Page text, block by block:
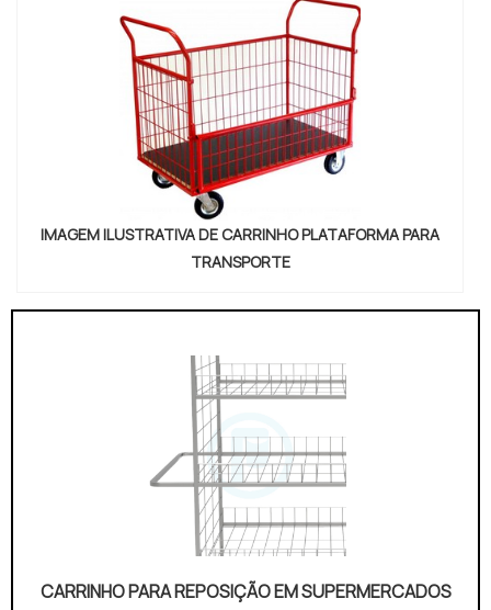
IMAGEM ILUSTRATIVA DE CARRINHO PLATAFORMA PARA
TRANSPORTE
CARRINHO PARA REPOSIÇÃO EM SUPERMERCADOS